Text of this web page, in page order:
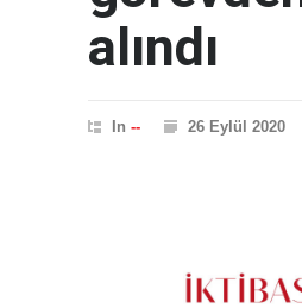
alındı
In -- 26 Eylül 2020